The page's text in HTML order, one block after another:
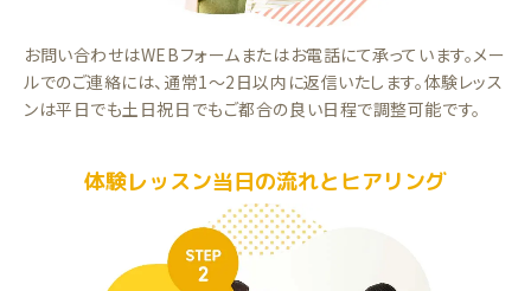
お問い合わせはWEBフォームまたはお電話にて承っています。メー
ルでのご連絡には、通常1～2日以内に返信いたします。体験レッス
ンは平日でも土日祝日でもご都合の良い日程で調整可能です。
体験レッスン当日の流れとヒアリング